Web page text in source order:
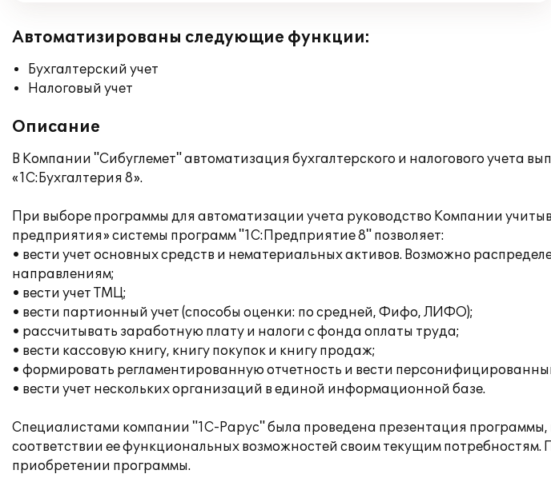
Автоматизированы следующие функции:
Бухгалтерский учет
Налоговый учет
Описание
В Компании "Сибуглемет" автоматизация бухгалтерского и налогового учета
«1С:Бухгалтерия 8».
При выборе программы для автоматизации учета руководство Компании
предприятия» системы программ "1С:Предприятие 8" позволяет:
• вести учет основных средств и нематериальных активов. Возможно
направлениям;
• вести учет ТМЦ;
• вести партионный учет (способы оценки: по средней, Фифо, ЛИФО);
• рассчитывать заработную плату и налоги с фонда оплаты труда;
• вести кассовую книгу, книгу покупок и книгу продаж;
• формировать регламентированную отчетность и вести
• вести учет нескольких организаций в единой информационной базе.
Специалистами компании "1С-Рарус" была проведена презентация программы,
соответствии ее функциональных возможностей своим текущим
приобретении программы.